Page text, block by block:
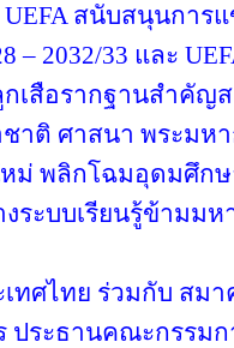
UEFA สนับสนุนกา
– 2032/33 และ
กเสือรากฐานสำคัญ
าติ ศาสนา พระมห
ม่ พลิกโฉมอุดมศึก
างระบบเรียนรู้ข้าม
ทศไทย ร่วมกับ สม
ระธานคณะกรรมก